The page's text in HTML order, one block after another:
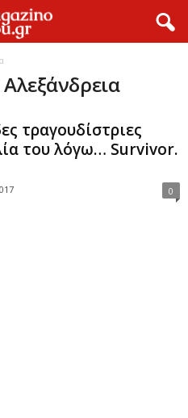
τραγουδίστριες
του λόγω… Survivor.
0